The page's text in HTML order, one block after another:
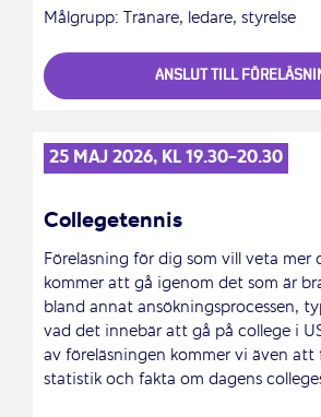
Målgrupp: Tränare, ledare, styrelse
ANSLUT TILL
25 MAJ 2026, KL 19.30-20.30
Collegetennis
Föreläsning för dig som vill veta mer
kommer att gå igenom det som är
bland annat ansökningsprocessen,
vad det innebär att gå på college i
av föreläsningen kommer vi även att
statistik och fakta om dagens